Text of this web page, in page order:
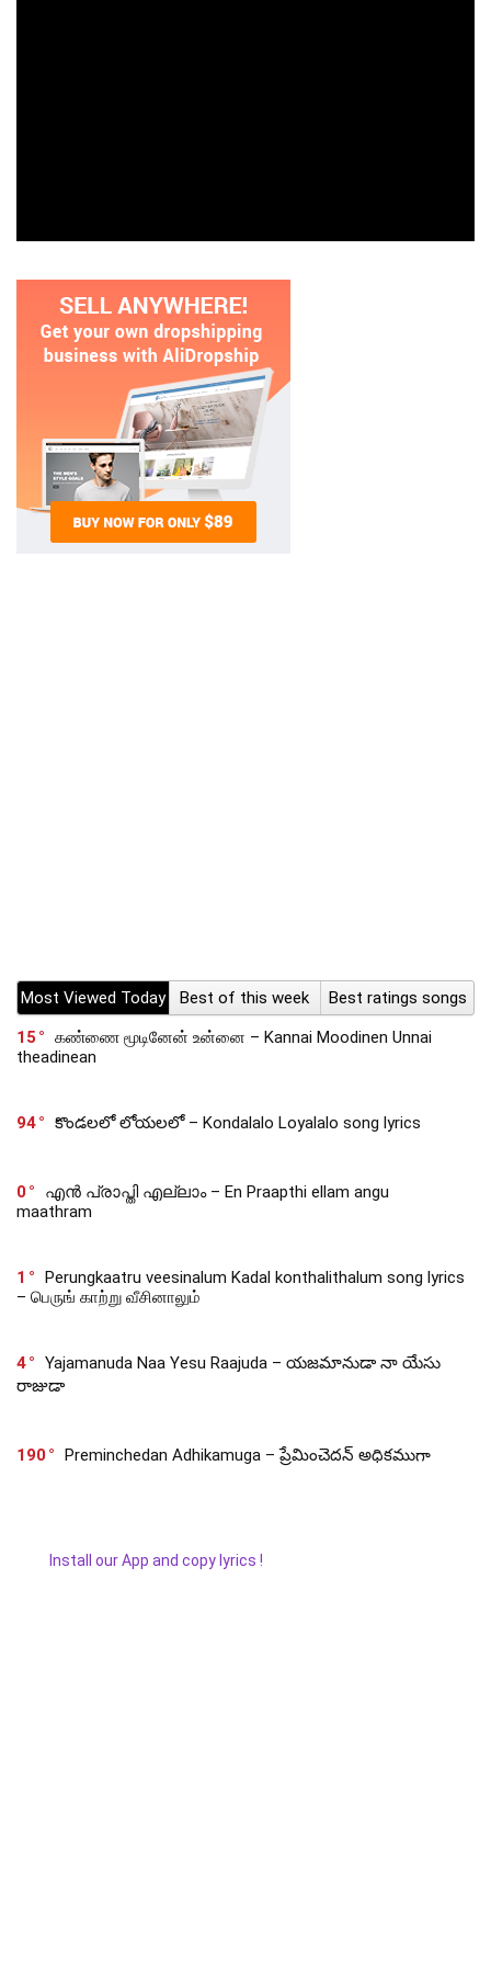
Most Viewed Today Best of this week
Best ratings songs
15
கண்ணை மூடினேன் உன்னை – Kannai Moodinen Unnai
theadinean
94 కొండలలో లోయలలో – Kondalalo Loyalalo song lyrics
0
എൻ പ്രാപ്തി എല്ലാം – En Praapthi ellam angu
maathram
1
Perungkaatru veesinalum Kadal konthalithalum song lyrics
– பெருங் காற்று வீசினாலும்
4
Yajamanuda Naa Yesu Raajuda – యజమానుడా నా యేసు
రాజుడా
190 Preminchedan Adhikamuga – ప్రేమించెదన్ అధికముగా
Install our App and copy lyrics !